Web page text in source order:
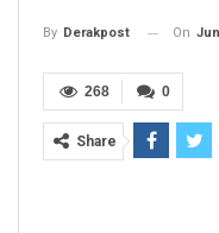
By Derakpost On
0
268
Share